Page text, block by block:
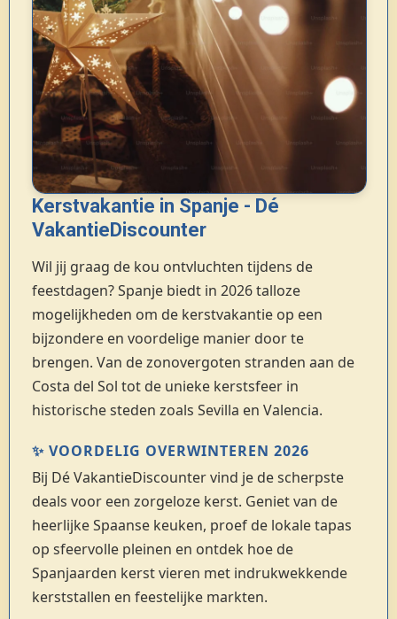
Kerstvakantie in Spanje - Dé
VakantieDiscounter
Wil jij graag de kou ontvluchten tijdens de
feestdagen? Spanje biedt in 2026 talloze
mogelijkheden om de kerstvakantie op een
bijzondere en voordelige manier door te
brengen. Van de zonovergoten stranden aan de
Costa del Sol tot de unieke kerstsfeer in
historische steden zoals Sevilla en Valencia.
✨ VOORDELIG OVERWINTEREN 2026
Bij Dé VakantieDiscounter vind je de scherpste
deals voor een zorgeloze kerst. Geniet van de
heerlijke Spaanse keuken, proef de lokale tapas
op sfeervolle pleinen en ontdek hoe de
Spanjaarden kerst vieren met indrukwekkende
kerststallen en feestelijke markten.